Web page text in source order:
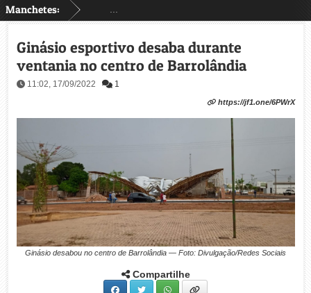
Manchetes:
Ginásio esportivo desaba durante
ventania no centro de Barrolândia
11:02, 17/09/2022 1
https://jf1.one/6PWrX
Ginásio desabou no centro de Barrolândia — Foto: Divulgação/Redes Sociais
Compartilhe